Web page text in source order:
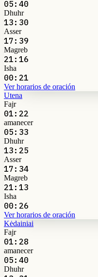
05:40
Dhuhr
13:30
Asser
17:39
Magreb
21:16
Isha
00:21
Ver horarios de oración
Utena
Fajr
01:22
amanecer
05:33
Dhuhr
13:25
Asser
17:34
Magreb
21:13
Isha
00:26
Ver horarios de oración
Kėdainiai
Fajr
01:28
amanecer
05:40
Dhuhr